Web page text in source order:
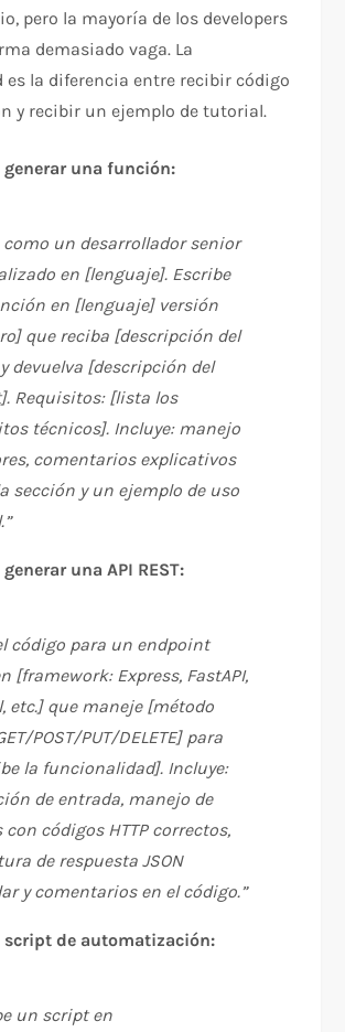
pero la mayoría de los developers
demasiado vaga. La
es la diferencia entre recibir código
y recibir un ejemplo de tutorial.
una función:
como un desarrollador senior
en [lenguaje]. Escribe
en [lenguaje] versión
que reciba [descripción del
devuelva [descripción del
Requisitos: [lista los
técnicos]. Incluye: manejo
comentarios explicativos
sección y un ejemplo de uso
una API REST:
código para un endpoint
[framework: Express, FastAPI,
etc.] que maneje [método
POST/PUT/DELETE] para
la funcionalidad]. Incluye:
de entrada, manejo de
con códigos HTTP correctos,
de respuesta JSON
y comentarios en el código.”
script de automatización:
un script en